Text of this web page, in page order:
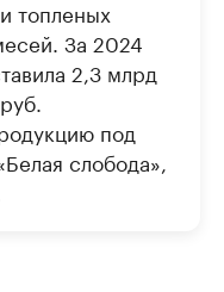
топленых
За 2024
2,3 млрд
под
слобода»,